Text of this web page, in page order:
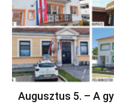
Augusztus 5. – A